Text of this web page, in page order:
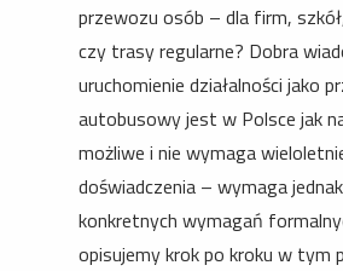
przewozu osób – dla firm,
czy trasy regularne? Dobra
uruchomienie działalności jako
autobusowy jest w Polsce jak
możliwe i nie wymaga
doświadczenia – wymaga
konkretnych wymagań
opisujemy krok po kroku w tym